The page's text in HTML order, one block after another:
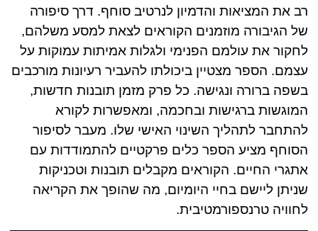
רב את המציאות והדמיון לנרטיב סוחף. דרך סיפורה
של הגיבורה מוזמנים הקוראים לצאת למסע משלהם,
לחקור את עולמם הפנימי ולגלות אמיתות עמוקות על
עצמם. הספר מצטיין ביכולתו להעביר רעיונות מורכבים
בשפה ברורה ונגישה. כל פרק מזמן תובנות חדשות,
המוגשות ברגישות ובחכמה, ומאפשרות לקורא
להתחבר לתהליך השינוי האישי שלו. מעבר לסיפור
הסוחף מציע הספר כלים פרקטיים להתמודדות עם
אתגרי החיים. הקוראים מקבלים תובנות וטכניקות
שניתן ליישם בחיי היומיום, מה שהופך את הקריאה
לחוויה טרנספורמטיבית.